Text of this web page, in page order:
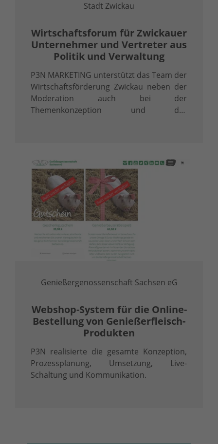
Stadt Zwickau
Wirtschafts­forum für Zwickauer
Unternehmer und Vertreter aus
Politik und Verwaltung
P3N MARKETING unterstützt das Team der
Wirtschaftsförderung Zwickau neben der
Moderation auch bei der
Themenkonzeption und der
Genießergenossenschaft Sachsen eG
Webshop-System für die Online-
Bestellung von Genießerfleisch-
Produkten
P3N realisierte die gesamte Konzeption,
Prozessplanung, Umsetzung, Live-
Schaltung und Kommunikation.